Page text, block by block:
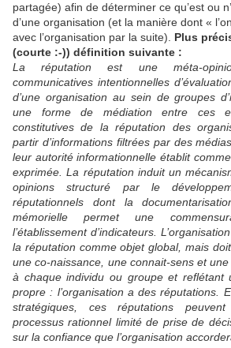
partagée) afin de déterminer ce qu’est ou
d’une organisation (et la manière dont «
avec l’organisation par la suite).
Plus
(courte :-)) définition suivante :
La réputation est une méta-
communicatives intentionnelles
d’une organisation au sein de groupes
une forme de médiation entre ces
constitutives de la réputation des
partir d’informations filtrées par des
leur autorité informationnelle établit
exprimée. La réputation induit un
opinions structuré par le
réputationnels dont la
mémorielle permet une
l’établissement d’indicateurs.
la réputation comme objet global, mais
une co-naissance, une connait-sens et
à chaque individu ou groupe et reflétant
propre : l’organisation a des réputations.
stratégiques, ces réputations
processus rationnel limité de prise de
sur la confiance que l’organisation